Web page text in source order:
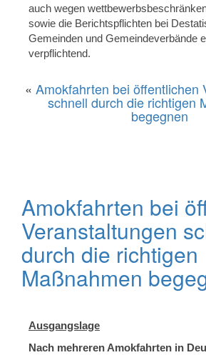
auch wegen
sowie die Berichtspflichten bei
Gemeinden und Gemeindeverbände
verpflichtend.
« Amokfahrten bei öffentlichen
schnell durch die richtigen
begegnen
Amokfahrten bei
Veranstaltungen
durch die richtigen
Maßnahmen
Ausgangslage
Nach mehreren Amokfahrten in